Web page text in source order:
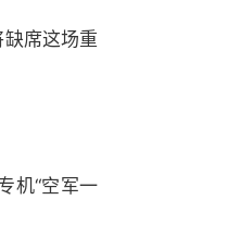
席这场重
机“空军一